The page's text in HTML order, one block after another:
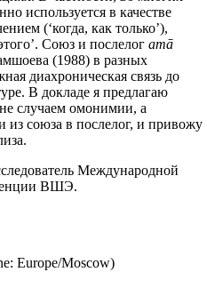
используется в качестве
(‘когда, как только’),
Союз и послелог атā
(1988) в разных
диахроническая связь до
В докладе я предлагаю
не случаем омонимии, а
из союза в послелог, и привожу
Международной
ВШЭ.
Europe/Moscow)